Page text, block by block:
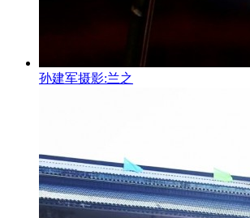
孙建军摄影:兰之